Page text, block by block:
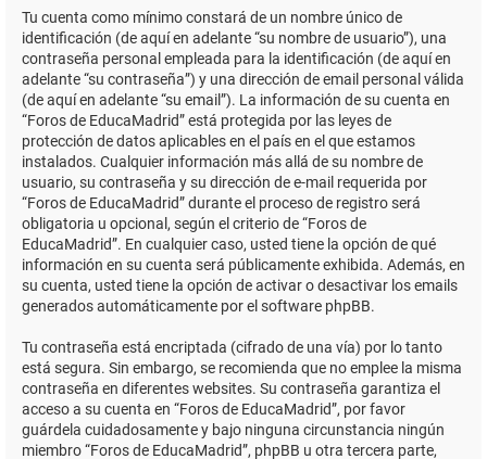
Tu cuenta como mínimo constará de un nombre único de
identificación (de aquí en adelante “su nombre de usuario”), una
contraseña personal empleada para la identificación (de aquí en
adelante “su contraseña”) y una dirección de email personal válida
(de aquí en adelante “su email”). La información de su cuenta en
“Foros de EducaMadrid” está protegida por las leyes de
protección de datos aplicables en el país en el que estamos
instalados. Cualquier información más allá de su nombre de
usuario, su contraseña y su dirección de e-mail requerida por
“Foros de EducaMadrid” durante el proceso de registro será
obligatoria u opcional, según el criterio de “Foros de
EducaMadrid”. En cualquier caso, usted tiene la opción de qué
información en su cuenta será públicamente exhibida. Además, en
su cuenta, usted tiene la opción de activar o desactivar los emails
generados automáticamente por el software phpBB.
Tu contraseña está encriptada (cifrado de una vía) por lo tanto
está segura. Sin embargo, se recomienda que no emplee la misma
contraseña en diferentes websites. Su contraseña garantiza el
acceso a su cuenta en “Foros de EducaMadrid”, por favor
guárdela cuidadosamente y bajo ninguna circunstancia ningún
miembro “Foros de EducaMadrid”, phpBB u otra tercera parte,